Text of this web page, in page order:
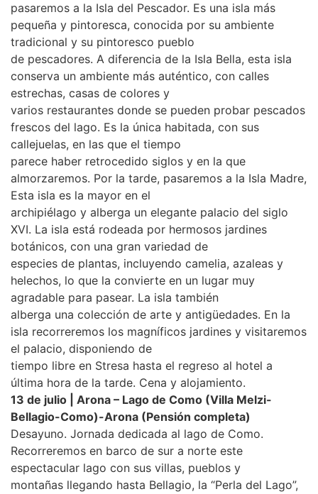
pasaremos a la Isla del Pescador. Es una isla más
pequeña y pintoresca, conocida por su ambiente
tradicional y su pintoresco pueblo
de pescadores. A diferencia de la Isla Bella, esta isla
conserva un ambiente más auténtico, con calles
estrechas, casas de colores y
varios restaurantes donde se pueden probar pescados
frescos del lago. Es la única habitada, con sus
callejuelas, en las que el tiempo
parece haber retrocedido siglos y en la que
almorzaremos. Por la tarde, pasaremos a la Isla Madre,
Esta isla es la mayor en el
archipiélago y alberga un elegante palacio del siglo
XVI. La isla está rodeada por hermosos jardines
botánicos, con una gran variedad de
especies de plantas, incluyendo camelia, azaleas y
helechos, lo que la convierte en un lugar muy
agradable para pasear. La isla también
alberga una colección de arte y antigüedades. En la
isla recorreremos los magníficos jardines y visitaremos
el palacio, disponiendo de
tiempo libre en Stresa hasta el regreso al hotel a
última hora de la tarde. Cena y alojamiento.
13 de julio | Arona – Lago de Como (Villa Melzi-
Bellagio-Como)-Arona (Pensión completa)
Desayuno. Jornada dedicada al lago de Como.
Recorreremos en barco de sur a norte este
espectacular lago con sus villas, pueblos y
montañas llegando hasta Bellagio, la “Perla del Lago”,